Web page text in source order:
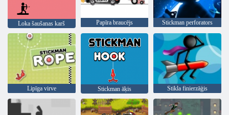
Loka šaušanas karš Papīra braucējs Stickman perforators
Lipīga virve Stickman āķis Stikla finierzāģis